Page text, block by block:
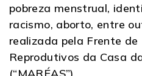
pobreza menstrual,
racismo, aborto, entre
realizada pela Frente de
Reprodutivos da Casa